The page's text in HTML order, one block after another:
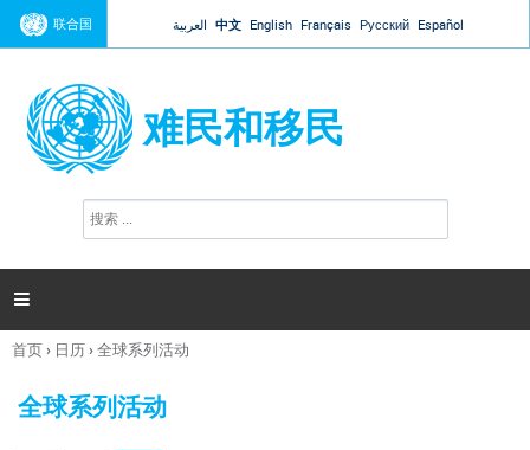
Jump to navigation
联合国 العربية 中文 English Français Русский Español
难民和移民
搜
索

你
这
首页› 日历›全球系列活动
全球系列活动